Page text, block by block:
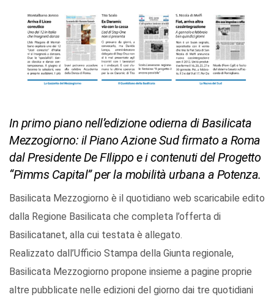
In primo piano nell’edizione odierna di Basilicata
Mezzogiorno: il Piano Azione Sud firmato a Roma
dal Presidente De FIlippo e i contenuti del Progetto
“Pimms Capital” per la mobilità urbana a Potenza.
Basilicata Mezzogiorno è il quotidiano web scaricabile edito
dalla Regione Basilicata che completa l’offerta di
Basilicatanet, alla cui testata è allegato.
Realizzato dall’Ufficio Stampa della Giunta regionale,
Basilicata Mezzogiorno propone insieme a pagine proprie
altre pubblicate nelle edizioni del giorno dai tre quotidiani